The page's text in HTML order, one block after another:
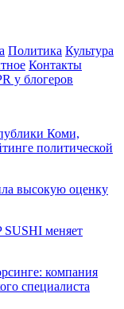
Политика Культура
Контакты
у блогеров
Коми,
политической
высокую оценку
SUSHI меняет
компания
специалиста